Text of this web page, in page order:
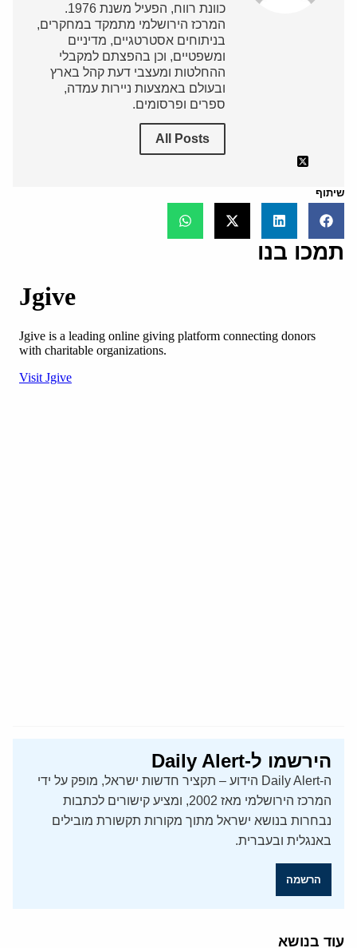
כוונת רווח, הפעיל משנת 1976.
המרכז הירושלמי מתמקד במחקרים,
בניתוחים אסטרטגיים, מדיניים
ומשפטיים, וכן בהפצתם למקבלי
ההחלטות ומעצבי דעת קהל בארץ
ובעולם באמצעות ניירות עמדה,
ספרים ופרסומים.
All Posts
שיתוף
תמכו בנו
הירשמו ל-Daily Alert
ה-Daily Alert הידוע – תקציר חדשות ישראל, מופק על ידי
המרכז הירושלמי מאז 2002, ומציע קישורים לכתבות
נבחרות בנושא ישראל מתוך מקורות תקשורת מובילים
באנגלית ובעברית.
הרשמה
עוד בנושא